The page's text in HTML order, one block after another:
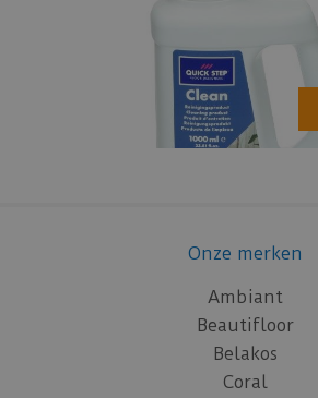
Onze merken
Ambiant
Beautifloor
Belakos
Coral